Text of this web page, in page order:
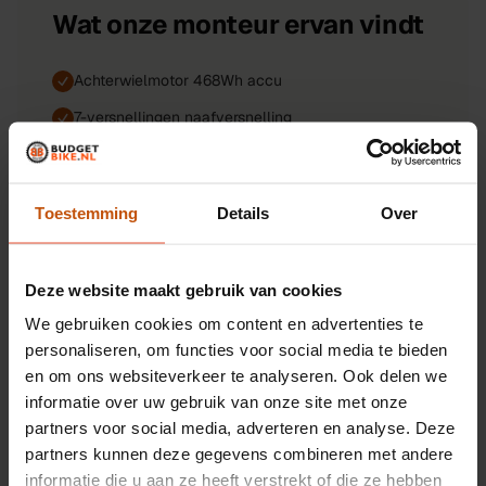
Toestemming Details Over
Deze website maakt gebruik van cookies
We gebruiken cookies om content en advertenties te
personaliseren, om functies voor social media te bieden
en om ons websiteverkeer te analyseren. Ook delen we
informatie over uw gebruik van onze site met onze
partners voor social media, adverteren en analyse. Deze
partners kunnen deze gegevens combineren met andere
informatie die u aan ze heeft verstrekt of die ze hebben
Wat onze monteur ervan vindt
Achterwielmotor 468Wh accu
7-versnellingen naafversnelling
Hydraulische schijfremmen
Soortgelijke fietsen
Allefietsen
NIEUW DIRECT BESCHIKBAAR
ALTEC
Altec Diamond e-Bike truckrun voorwielmotor 468wh
44 cm
44 cm 26 inch voorwielmotor 468 Wh